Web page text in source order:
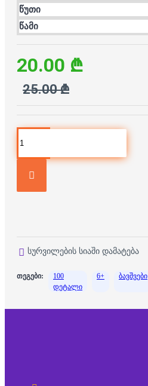
წუთი
წამი
20.00 ₾
25.00 ₾
სურვილების სიაში დამატება
თეგები:
100
დეტალი
6+ ბავშვები